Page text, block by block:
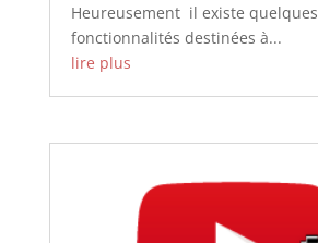
Heureusement il existe quelques
fonctionnalités destinées à...
lire plus